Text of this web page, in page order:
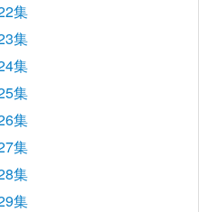
集
集
集
集
集
集
集
集